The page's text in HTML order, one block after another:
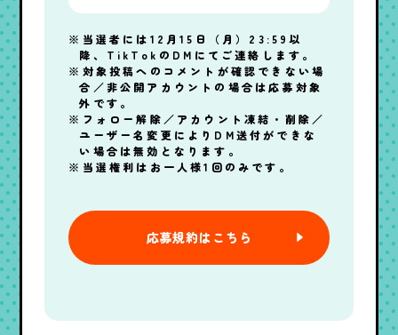
当選者には12月15日（月）23:59以
降、TikTokのDMにてご連絡します。
対象投稿へのコメントが確認できない場
合／非公開アカウントの場合は応募対象
外です。
フォロー解除／アカウント凍結・削除／
ユーザー名変更によりDM送付ができな
い場合は無効となります。
当選権利はお一人様1回のみです。
応募規約はこちら